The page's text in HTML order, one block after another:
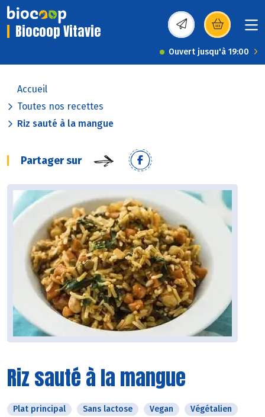
Biocoop Vitavie (s’ouvre dans une
Ouvert jusqu'à 19:00
Accueil
Toutes nos recettes
Riz sauté à la mangue
Partager sur
Riz sauté à la mangue
Plat principal Sans lactose Vegan
Végétalien